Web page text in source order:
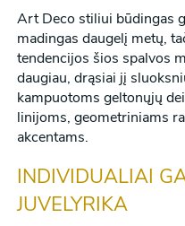
Art Deco stiliui būdingas
madingas daugelį metų,
tendencijos šios spalvos
daugiau, drąsiai jį
kampuotoms geltonųjų
linijoms, geometriniams
akcentams.
INDIVIDUALIAI
JUVELYRIKA